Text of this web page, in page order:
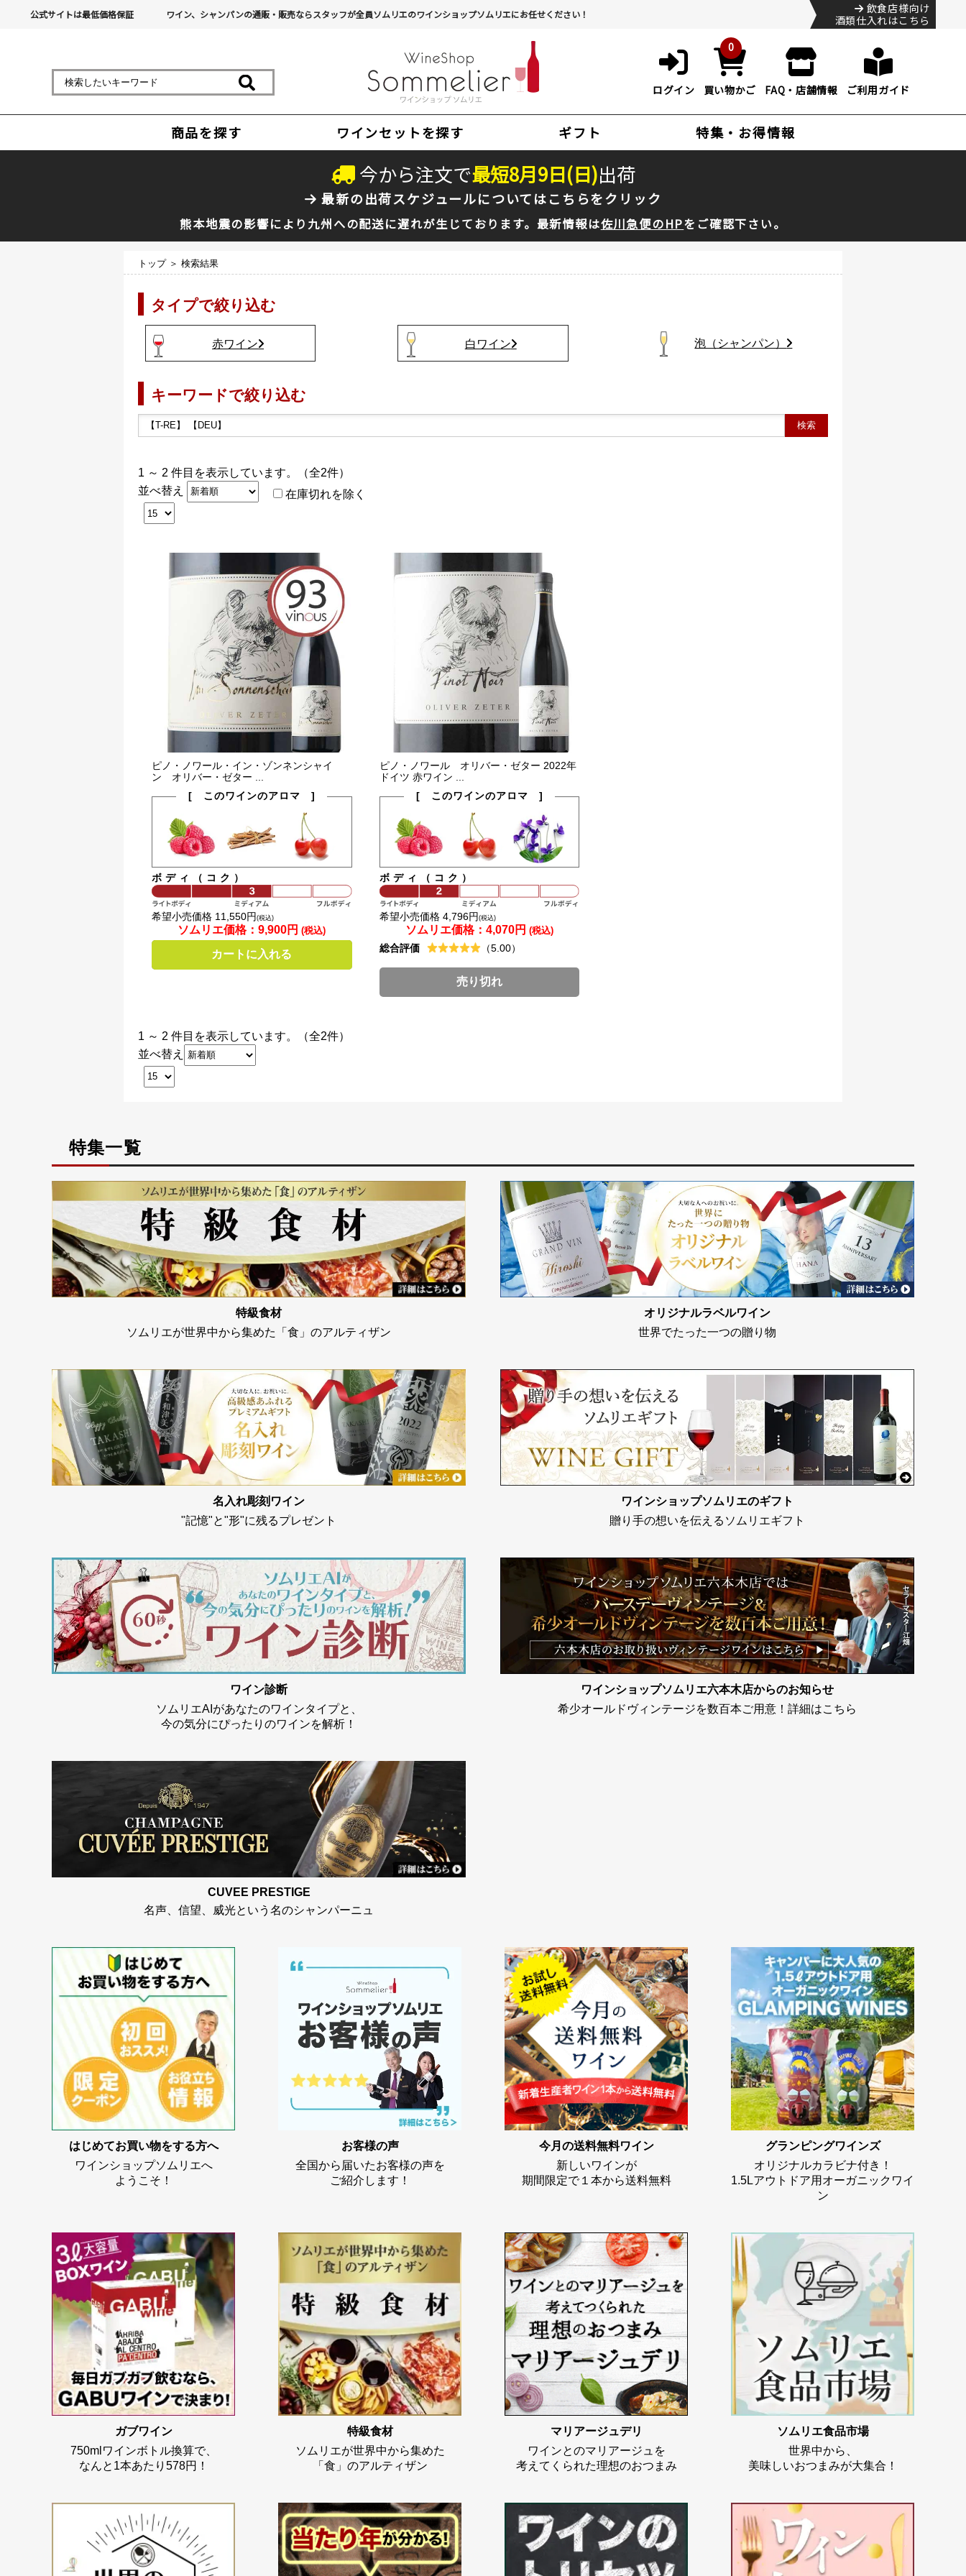
公式サイトは最低価格保証 ワイン、シャンパンの通販・販売ならスタッフが全員ソムリエのワインショップソムリエにお任せください！
飲食店様向け
酒類仕入れはこちら
ログイン
0
買い物かご FAQ・店舗情報 ご利用ガイド
商品を探す ワインセットを探す ギフト 特集・お得情報
今から注文で最短8月9日(日)出荷
最新の出荷スケジュールについてはこちらをクリック
熊本地震の影響により九州への配送に遅れが生じております。最新情報は佐川急便のHPをご確認下さい。
トップ ＞ 検索結果
タイプで絞り込む
赤ワイン 白ワイン 泡（シャンパン）
キーワードで絞り込む
1 ～ 2 件目を表示しています。（全2件）
並べ替え
在庫切れを除く
ピノ・ノワール・イン・ゾンネンシャイ
ン オリバー・ゼター ...
[ このワインのアロマ ]
ボディ（コク）
希望小売価格 11,550円(税込)
ソムリエ価格：9,900円 (税込)
カートに入れる
ピノ・ノワール オリバー・ゼター 2022年
ドイツ 赤ワイン ...
[ このワインのアロマ ]
ボディ（コク）
希望小売価格 4,796円 (税込)
ソムリエ価格：4,070円 (税込)
総合評価 （5.00）
売り切れ
1 ～ 2 件目を表示しています。（全2件）
並べ替え
特集一覧
特級食材
ソムリエが世界中から集めた「食」のアルティザン
オリジナルラベルワイン
世界でたった一つの贈り物
名入れ彫刻ワイン
"記憶"と"形"に残るプレゼント
ワインショップソムリエのギフト
贈り手の想いを伝えるソムリエギフト
ワイン診断
ソムリエAIがあなたのワインタイプと、
今の気分にぴったりのワインを解析！
ワインショップソムリエ六本木店からのお知らせ
希少オールドヴィンテージを数百本ご用意！詳細はこちら
CUVEE PRESTIGE
名声、信望、威光という名のシャンパーニュ
はじめてお買い物をする方へ
ワインショップソムリエへ
ようこそ！
お客様の声
全国から届いたお客様の声を
ご紹介します！
今月の送料無料ワイン
新しいワインが
期間限定で１本から送料無料
グランピングワインズ
オリジナルカラビナ付き！
1.5Lアウトドア用オーガニックワイ
ン
ガブワイン
750mlワインボトル換算で、
なんと1本あたり578円！
特級食材
ソムリエが世界中から集めた
「食」のアルティザン
マリアージュデリ
ワインとのマリアージュを
考えてくられた理想のおつまみ
ソムリエ食品市場
世界中から、
美味しいおつまみが大集合！